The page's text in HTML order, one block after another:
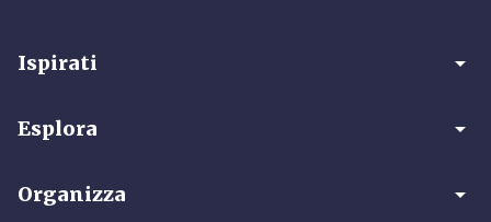
Ispirati arrow_drop_down
Esplora arrow_drop_down
Organizza arrow_drop_down